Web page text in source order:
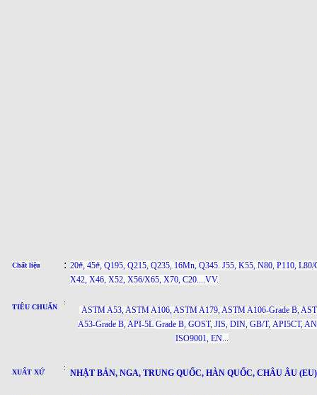
Chất liệu : 20#, 45#, Q195, Q215, Q235, 16Mn, Q345. J55, K55, N80, P110, L80/
X42, X46, X52, X56/X65, X70, C20....VV.
TIÊU CHUẨN
:
ASTM A53, ASTM A106, ASTM A179, ASTM A106-Grade B,
A53-Grade B, API-5L Grade B, GOST, JIS, DIN, GB/T, API5CT,
ISO9001, EN...
XUẤT XỨ
:
NHẬT BẢN, NGA, TRUNG QUỐC, HÀN QUỐC, CHÂU ÂU (EU)